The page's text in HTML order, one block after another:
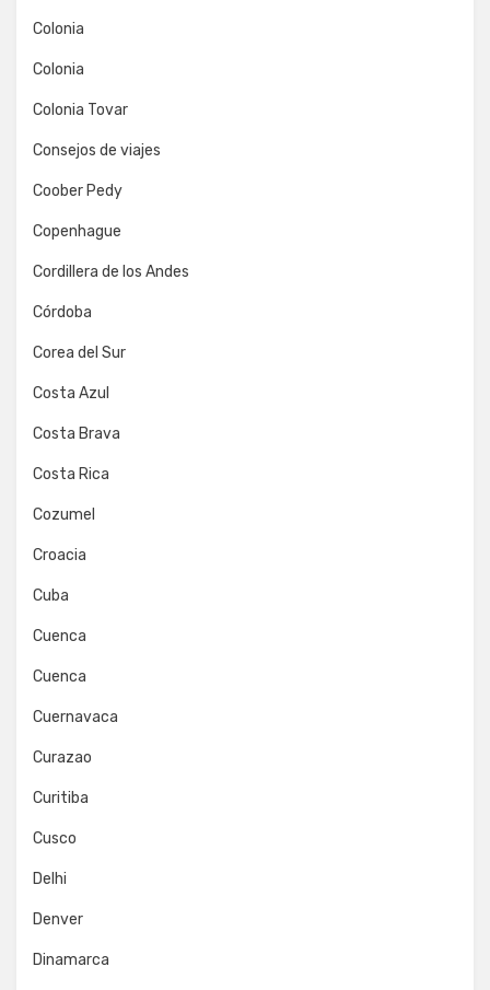
Colonia
Colonia
Colonia Tovar
Consejos de viajes
Coober Pedy
Copenhague
Cordillera de los Andes
Córdoba
Corea del Sur
Costa Azul
Costa Brava
Costa Rica
Cozumel
Croacia
Cuba
Cuenca
Cuenca
Cuernavaca
Curazao
Curitiba
Cusco
Delhi
Denver
Dinamarca